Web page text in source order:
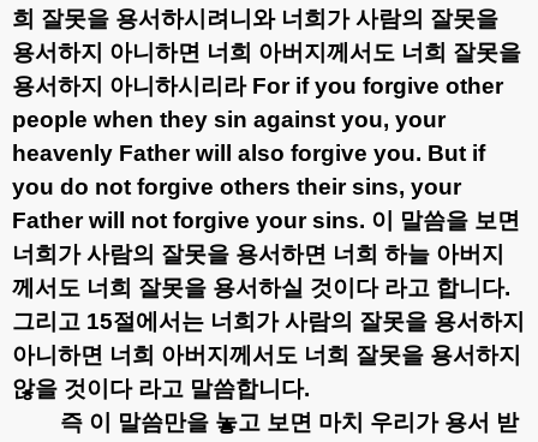
희 잘못을 용서하시려니와 너희가 사람의 잘못을
용서하지 아니하면 너희 아버지께서도 너희 잘못을
용서하지 아니하시리라 For if you forgive other
people when they sin against you, your
heavenly Father will also forgive you. But if
you do not forgive others their sins, your
Father will not forgive your sins. 이 말씀을 보면
너희가 사람의 잘못을 용서하면 너희 하늘 아버지
께서도 너희 잘못을 용서하실 것이다 라고 합니다.
그리고 15절에서는 너희가 사람의 잘못을 용서하지
아니하면 너희 아버지께서도 너희 잘못을 용서하지
않을 것이다 라고 말씀합니다.
즉 이 말씀만을 놓고 보면 마치 우리가 용서 받